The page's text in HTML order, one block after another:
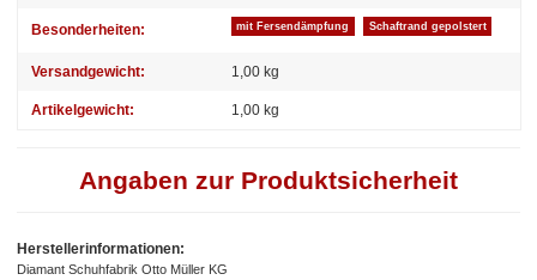
Besonderheiten: mit Fersendämpfung Schaftrand gepolstert
Versandgewicht: 1,00 kg
Artikelgewicht: 1,00 kg
Angaben zur Produktsicherheit
Herstellerinformationen:
Diamant Schuhfabrik Otto Müller KG